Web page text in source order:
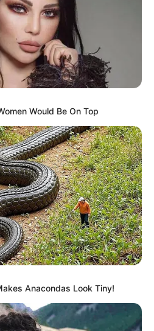
Would Be On Top
Anacondas Look Tiny!